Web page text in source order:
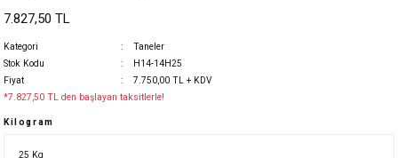
7.827,50 TL
Kategori
Taneler
Stok Kodu
H14-14H25
Fiyat
7.750,00 TL + KDV
*7.827,50 TL den başlayan taksitlerle!
Kilogram